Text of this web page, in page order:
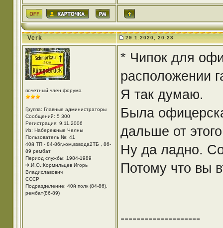
Verk 29.1.2020, 20:23
почетный член форума
Группа: Главные администраторы
Сообщений: 5 300
Регистрация: 9.11.2006
Из: Набережные Челны
Пользователь №: 41
40й ТП - 84-86г,ком,взвода2ТБ , 86-
89 рембат
Период службы: 1984-1989
Ф.И.О.:Кормильцев Игорь
Владиславович
СССР
Подразделение: 40й полк (84-86),
рембат(86-89)
* Чипок для
расположении
Я так думаю.
Была
дальше от
Ну да ладно.
Потому что вы
--------------------